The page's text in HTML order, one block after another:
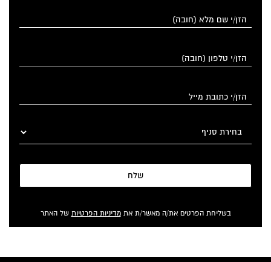
שלח
בשליחת הפרטים את/ה מאשר/ת אתמדיניות הפרטיות של האתר